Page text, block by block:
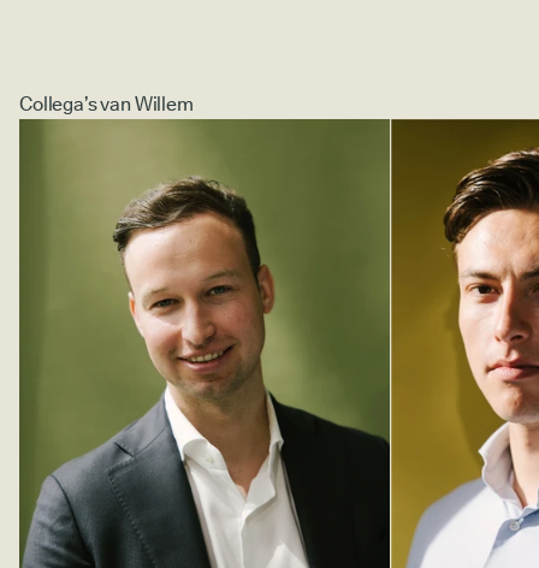
Collega’s van Willem